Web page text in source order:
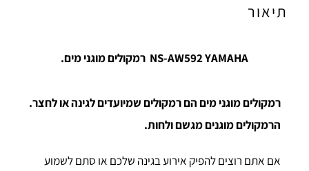
תיאור
NS-AW592 YAMAHA רמקולים מוגני מים.
​רמקולים מוגני מים הם רמקולים שמיועדים לגינה או לחצר.
הרמקולים מוגנים מגשם ולחות.
אם אתם רוצים להפיק אירוע בגינה שלכם או סתם לשמוע